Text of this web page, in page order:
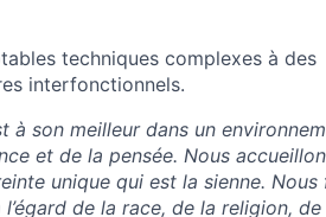
techniques complexes à des
interfonctionnels.
à son meilleur dans un
et de la pensée. Nous
unique qui est la sienne.
de la race, de la religion, de